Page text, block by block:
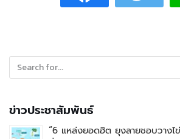
ข่าวประชาสัมพันธ์
“6 แหล่งยอดฮิต ยุงลายชอบวาง